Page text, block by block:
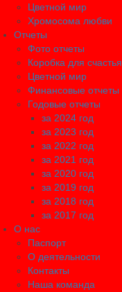
Цветной мир
Хромосома любви
Отчеты
Фото отчеты
Коробка для счастья
Цветной мир
Финансовые отчеты
Годовые отчеты
за 2024 год
за 2023 год
за 2022 год
за 2021 год
за 2020 год
за 2019 год
за 2018 год
за 2017 год
О нас
Паспорт
О деятельности
Контакты
Наша команда